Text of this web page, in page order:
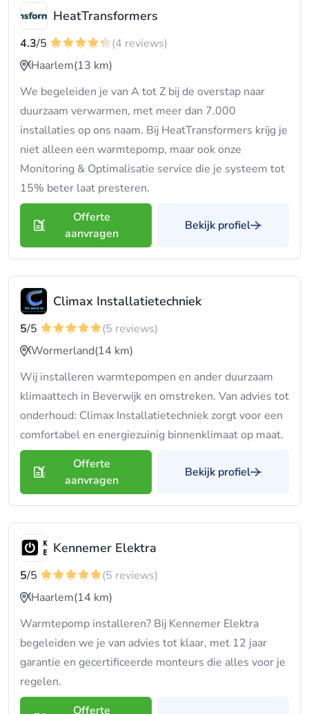
HeatTransformers
4.3/5
(4 reviews)
Haarlem(13 km)
We begeleiden je van A tot Z bij de overstap naar
duurzaam verwarmen, met meer dan 7.000
installaties op ons naam. Bij HeatTransformers krijg je
niet alleen een warmtepomp, maar ook onze
Monitoring & Optimalisatie service die je systeem tot
15% beter laat presteren.
Offerte
aanvragen
Bekijk profiel
Climax Installatietechniek
5/5
(5 reviews)
Wormerland(14 km)
Wij installeren warmtepompen en ander duurzaam
klimaattech in Beverwijk en omstreken. Van advies tot
onderhoud: Climax Installatietechniek zorgt voor een
comfortabel en energiezuinig binnenklimaat op maat.
Offerte
aanvragen
Bekijk profiel
Kennemer Elektra
5/5
(5 reviews)
Haarlem(14 km)
Warmtepomp installeren? Bij Kennemer Elektra
begeleiden we je van advies tot klaar, met 12 jaar
garantie en gecertificeerde monteurs die alles voor je
regelen.
Offerte